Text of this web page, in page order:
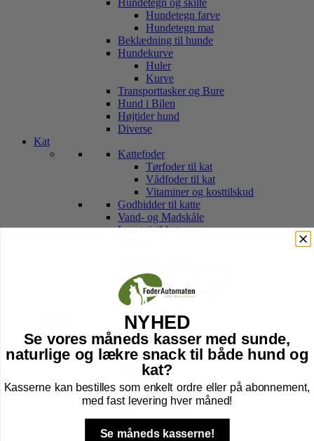
Hundetegn og skilte
Hundetegn farve
Hundetegn mat
Beklædning til hunde
Hundekurve
Huler
Kurve
Transporttasker og Bure
Hund i Bilen
Højtider hund
Diverse
Kat
Kattefoder
Tørfoder til kat
Vådfoder til kat
Vitaminer og kosttilskud
Godbidder til katte
Vand- og Madskåle
Legetøj til kat
Halsbånd, sele, line & tegn
Kattebakker & tilbehør
Højtider kat
Foder til Gnavere
Godbidder
Legetøj
Transport Af Gnavere
Seler og Liner til gnavere
Bure til Gnavere
Tilbehør til bur
Bund til Bur
NYHED
Se vores måneds kasser med sunde,
naturlige og lækre snack til både hund og
kat?
Kasserne kan bestilles som enkelt ordre eller på abonnement,
med fast levering hver måned!
Se måneds kasserne!